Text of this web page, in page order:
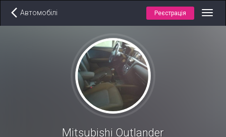
Автомобілі Реєстрація
Mitsubishi Outlander